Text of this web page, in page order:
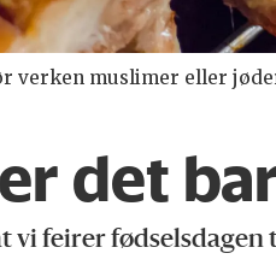
verken muslimer eller
det
vi feirer